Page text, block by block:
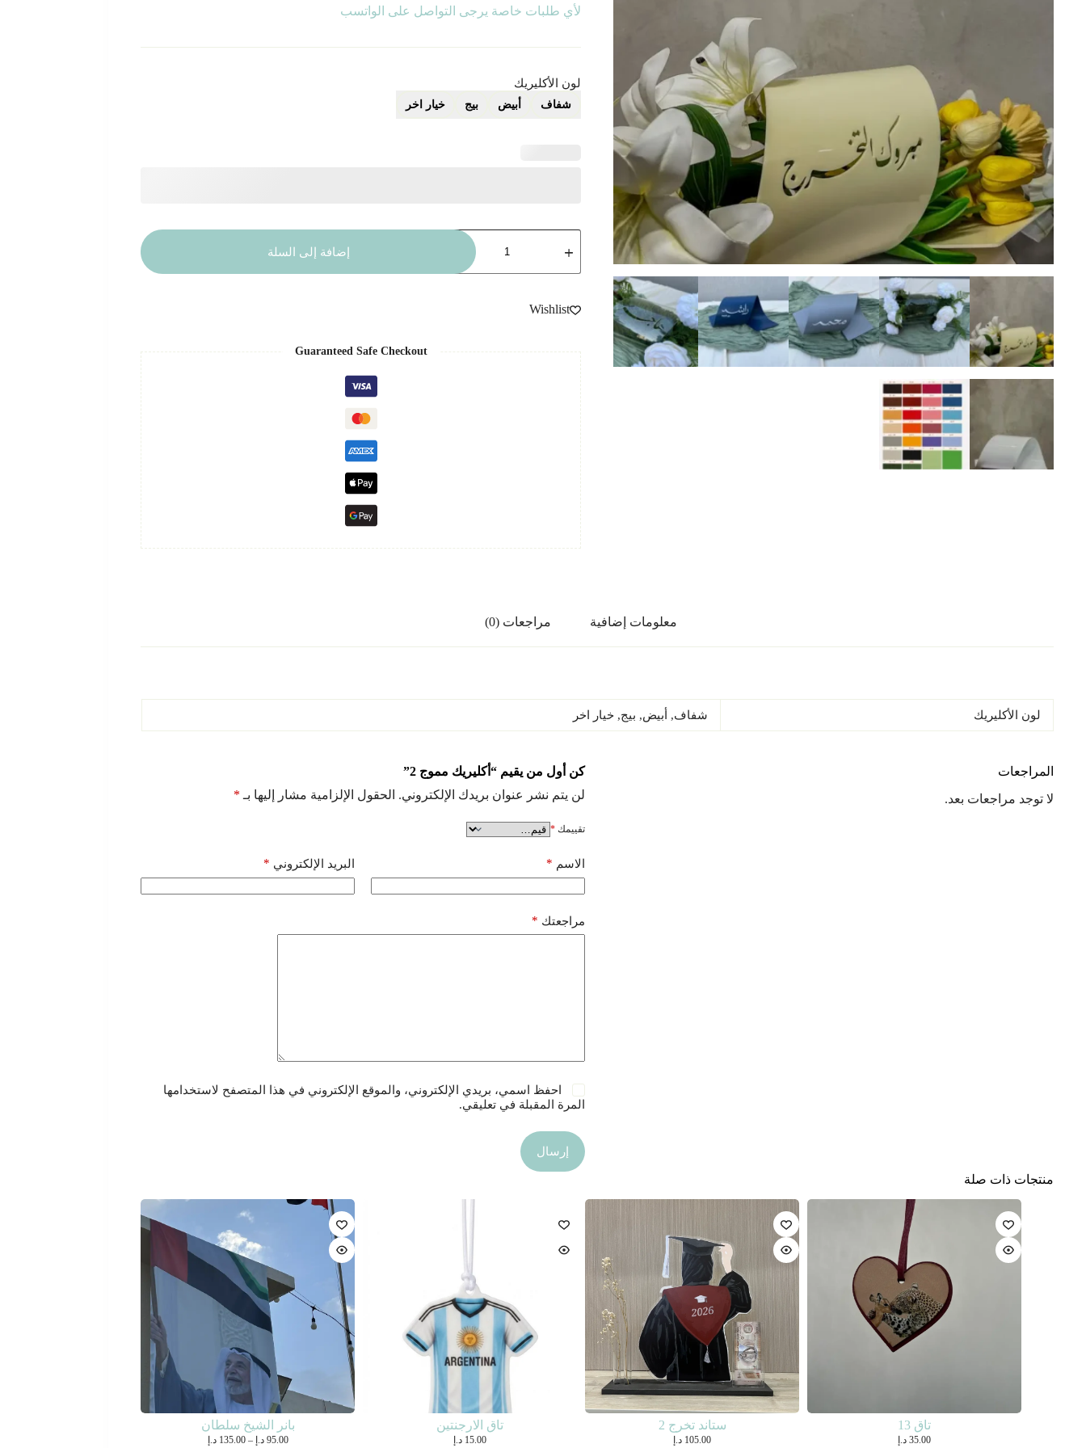
لأي طلبات خاصة يرجى التواصل على الواتسب
لون الأكليريك
شفاف أبيض بيج خيار اخر
أكليريك
إضافة إلى السلة
Wishlist
Guaranteed Safe Checkout
معلومات إضافية مراجعات (0)
لون الأكليريك شفاف, أبيض, بيج, خيار اخر
المراجعات
لا توجد مراجعات بعد.
كن أول من يقيم “أكليريك مموج 2”
لن يتم نشر عنوان بريدك الإلكتروني. الحقول الإلزامية مشار إليها بـ *
تقييمك *
الاسم * البريد الإلكتروني *
مراجعتك *
احفظ اسمي، بريدي الإلكتروني، والموقع الإلكتروني في هذا المتصفح لاستخدامها
المرة المقبلة في تعليقي.
إرسال
منتجات ذات صلة
تاق 13
35.00 د.إ
ستاند تخرج 2
105.00 د.إ
تاق الارجنتين
15.00 د.إ
بانر الشيخ سلطان
95.00 د.إ –
135.00 د.إ